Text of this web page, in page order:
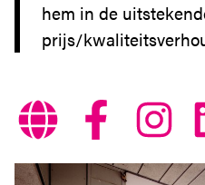
hem in de
prijs/